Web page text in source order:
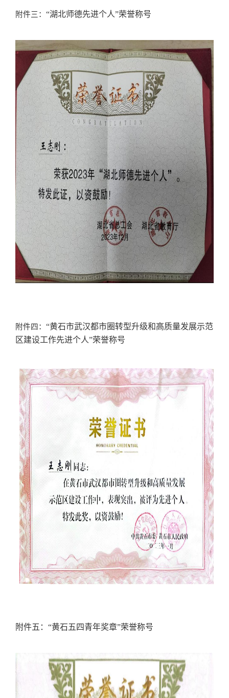
附件三：“湖北师德先进个人”荣誉称号
附件四：“黄石市武汉都市圈转型升级和高质量发展示范
区建设工作先进个人”荣誉称号
附件五：“黄石五四青年奖章”荣誉称号